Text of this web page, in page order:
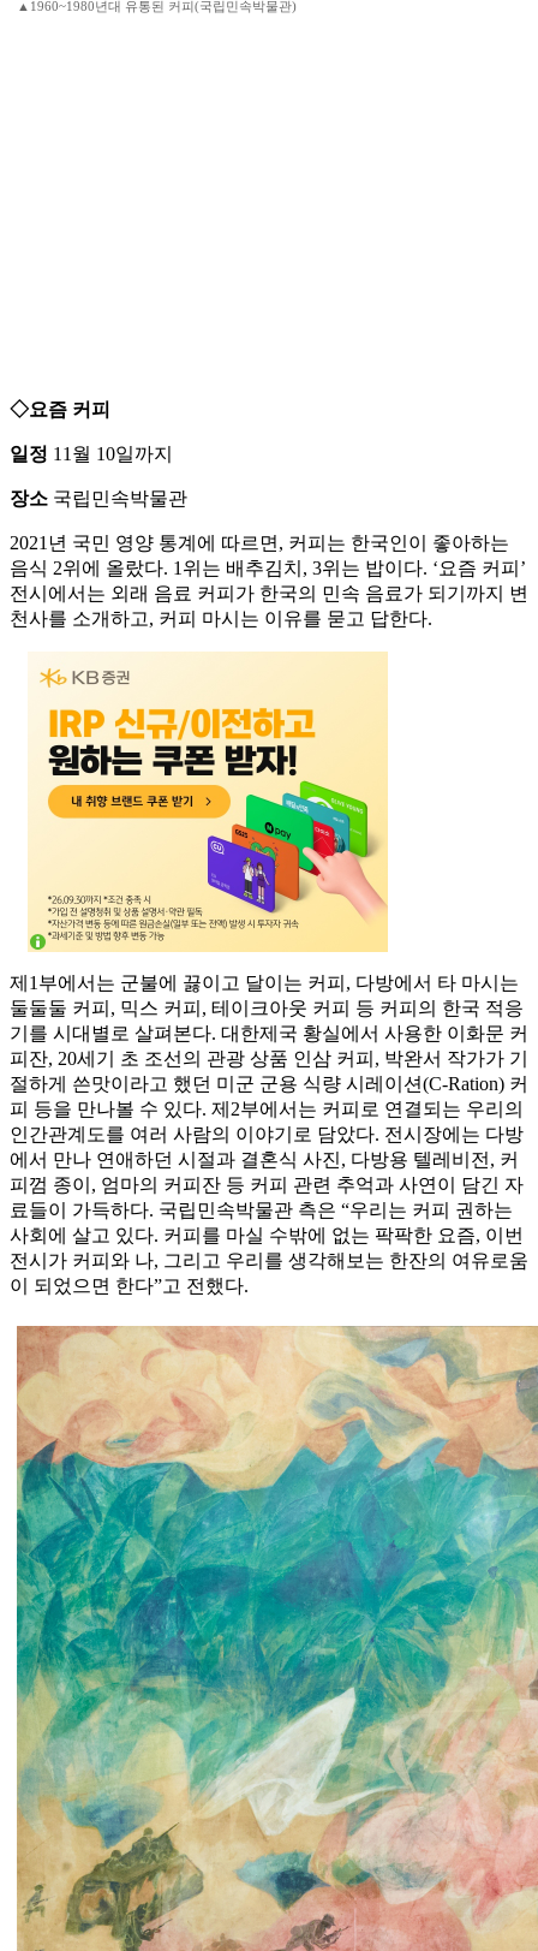
▲1960~1980년대 유통된 커피(국립민속박물관)
◇요즘 커피
일정 11월 10일까지
장소 국립민속박물관
2021년 국민 영양 통계에 따르면, 커피는 한국인이 좋아하는
음식 2위에 올랐다. 1위는 배추김치, 3위는 밥이다. ‘요즘 커피’
전시에서는 외래 음료 커피가 한국의 민속 음료가 되기까지 변
천사를 소개하고, 커피 마시는 이유를 묻고 답한다.
제1부에서는 군불에 끓이고 달이는 커피, 다방에서 타 마시는
둘둘둘 커피, 믹스 커피, 테이크아웃 커피 등 커피의 한국 적응
기를 시대별로 살펴본다. 대한제국 황실에서 사용한 이화문 커
피잔, 20세기 초 조선의 관광 상품 인삼 커피, 박완서 작가가 기
절하게 쓴맛이라고 했던 미군 군용 식량 시레이션(C-Ration) 커
피 등을 만나볼 수 있다. 제2부에서는 커피로 연결되는 우리의
인간관계도를 여러 사람의 이야기로 담았다. 전시장에는 다방
에서 만나 연애하던 시절과 결혼식 사진, 다방용 텔레비전, 커
피껌 종이, 엄마의 커피잔 등 커피 관련 추억과 사연이 담긴 자
료들이 가득하다. 국립민속박물관 측은 “우리는 커피 권하는
사회에 살고 있다. 커피를 마실 수밖에 없는 팍팍한 요즘, 이번
전시가 커피와 나, 그리고 우리를 생각해보는 한잔의 여유로움
이 되었으면 한다”고 전했다.